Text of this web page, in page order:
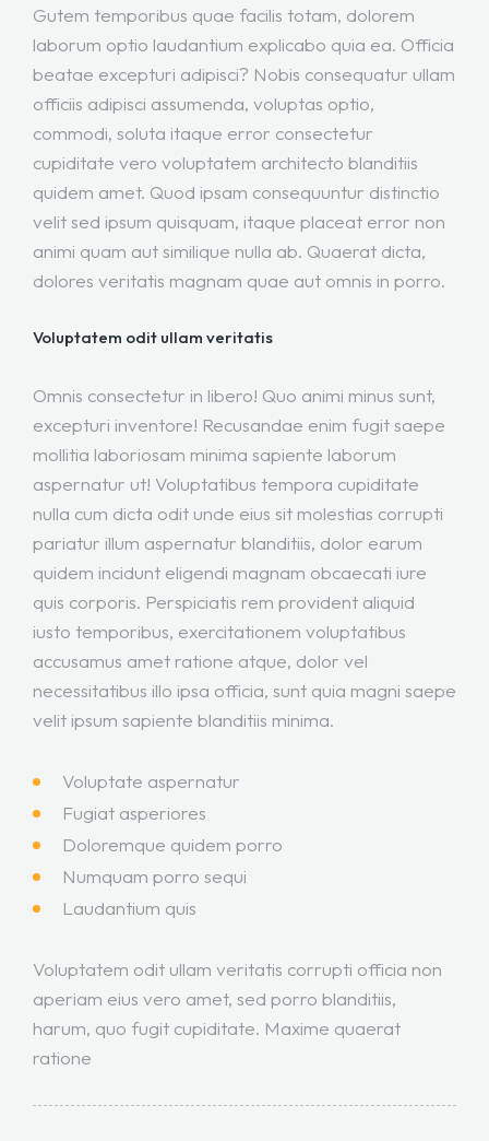
Gutem temporibus quae facilis totam, dolorem
laborum optio laudantium explicabo quia ea. Officia
beatae excepturi adipisci? Nobis consequatur ullam
officiis adipisci assumenda, voluptas optio,
commodi, soluta itaque error consectetur
cupiditate vero voluptatem architecto blanditiis
quidem amet. Quod ipsam consequuntur distinctio
velit sed ipsum quisquam, itaque placeat error non
animi quam aut similique nulla ab. Quaerat dicta,
dolores veritatis magnam quae aut omnis in porro.
Voluptatem odit ullam veritatis
Omnis consectetur in libero! Quo animi minus sunt,
excepturi inventore! Recusandae enim fugit saepe
mollitia laboriosam minima sapiente laborum
aspernatur ut! Voluptatibus tempora cupiditate
nulla cum dicta odit unde eius sit molestias corrupti
pariatur illum aspernatur blanditiis, dolor earum
quidem incidunt eligendi magnam obcaecati iure
quis corporis. Perspiciatis rem provident aliquid
iusto temporibus, exercitationem voluptatibus
accusamus amet ratione atque, dolor vel
necessitatibus illo ipsa officia, sunt quia magni saepe
velit ipsum sapiente blanditiis minima.
Voluptate aspernatur
Fugiat asperiores
Doloremque quidem porro
Numquam porro sequi
Laudantium quis
Voluptatem odit ullam veritatis corrupti officia non
aperiam eius vero amet, sed porro blanditiis,
harum, quo fugit cupiditate. Maxime quaerat
ratione